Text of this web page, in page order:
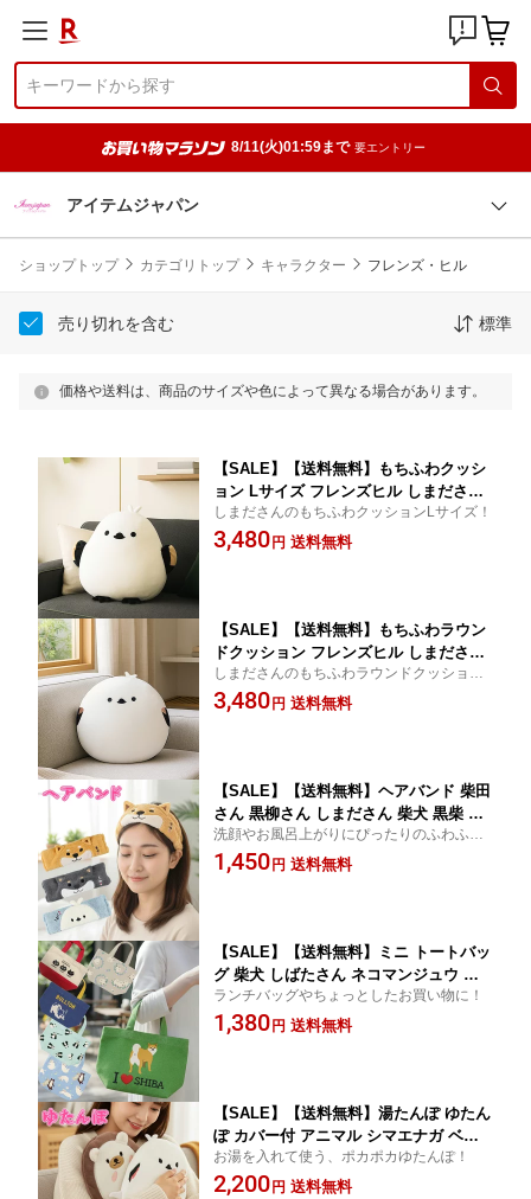
8/11(火)01:59まで 要エントリー
アイテムジャパン
ショップトップ カテゴリトップ キャラクター フレンズ・ヒル
売り切れを含む 標準
価格や送料は、商品のサイズや色によって異なる場合があります。
【SALE】【送料無料】もちふわクッシ
ョン Lサイズ フレンズヒル しまださん
シマエナガ ふわふわ ぬいぐるみ クッシ
ョン もちもち やわらかい 抱き枕
しまださんのもちふわクッションLサイズ！
3,480 円 送料無料
【SALE】【送料無料】もちふわラウン
ドクッション フレンズヒル しまださん
シマエナガ ふわふわ ぬいぐるみ クッシ
ョン もちもち やわらかい 抱き枕
しまださんのもちふわラウンドクッショ
ン！
3,480 円 送料無料
【SALE】【送料無料】ヘアバンド 柴田
さん 黒柳さん しまださん 柴犬 黒柴 シ
マエナガ 洗顔 お風呂上がり キャラクタ
ー 雑貨 ふわふわ 癒しグッズ ギフト プ
洗顔やお風呂上がりにぴったりのふわふわ
ヘアバンド！
1,450 円 送料無料
【SALE】【送料無料】ミニ トートバッ
グ 柴犬 しばたさん ネコマンジュウ 猫
ブルトン パンダ シマエナガ マチ広 ラ
ンチバッグ かわいい オシャレ
ランチバッグやちょっとしたお買い物に！
1,380 円 送料無料
【SALE】【送料無料】湯たんぽ ゆたん
ぽ カバー付 アニマル シマエナガ ベア
猫 ねこ ハリネズミ キャンプ アウトド
ア 秋冬 ポカポカ 足元 ぬくぬく 温かい
お湯を入れて使う、ポカポカゆたんぽ！
2,200 円 送料無料